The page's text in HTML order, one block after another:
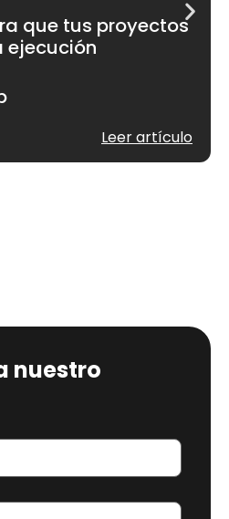
que tus proyectos
ejecución
Leer artículo
nuestro